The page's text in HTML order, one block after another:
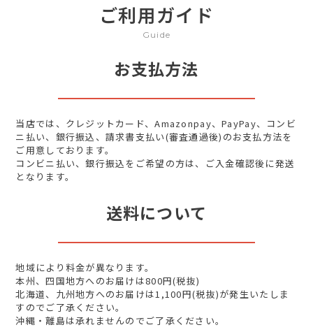
ご利用ガイド
Guide
お支払方法
当店では、クレジットカード、Amazonpay、PayPay、コンビ
ニ払い、銀行振込、請求書支払い(審査通過後)のお支払方法を
ご用意しております。
コンビニ払い、銀行振込をご希望の方は、ご入金確認後に発送
となります。
送料について
地域により料金が異なります。
本州、四国地方へのお届けは800円(税抜)
北海道、九州地方へのお届けは1,100円(税抜)が発生いたしま
すのでご了承ください。
沖縄・離島は承れませんのでご了承ください。